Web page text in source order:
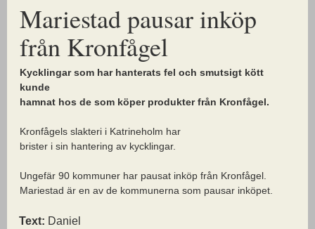
Mariestad pausar inköp
från Kronfågel
Kycklingar som har hanterats fel och smutsigt kött
kunde
hamnat hos de som köper produkter från Kronfågel.
Kronfågels slakteri i Katrineholm har
brister i sin hantering av kycklingar.
Ungefär 90 kommuner har pausat inköp från Kronfågel.
Mariestad är en av de kommunerna som pausar inköpet.
Text: Daniel